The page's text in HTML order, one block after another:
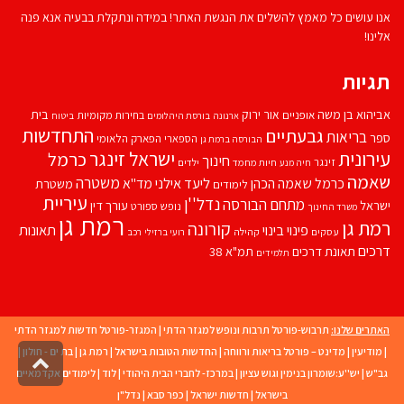
אנו עושים כל מאמץ להשלים את הנגשת האתר! במידה ונתקלת בבעיה אנא פנה
אלינו!
תגיות
אביהוא בן משהאופניים אור ירוק ארנונה בורסת היהלומים בחירות מקומיות ביטוח בית
ספרבריאותגבעתיים הבורסה ברמת גן הספארי הפארק הלאומי התחדשות
עירונית זינגר חיה מנע חיות מחמד חינוך ילדים ישראל זינגרכרמל
שאמה כרמל שאמה הכהן לימודים ליעד אילנימד''אמשטרה משטרת
ישראל משרד החינוך מתחם הבורסהנדל''ן נופש ספורט עורך דין עיריית
רמת גן עסקים פינוי בינוי קהילה קורונה רועי ברזילי רכב רמת גן תאונות
דרכים תאונת דרכים תלמידים תמ"א 38
האתרים שלנו: תרבוש-פורטל תרבות ונופש למגזר הדתי | המגזר-פורטל חדשות למגזר הדתי
| מודיעין | מדינט – פורטל בריאות ורווחה | החדשות הטובות בישראל | רמת גן | בת ים - חולון |
גב"ש | יש''ע:שומרון בנימין וגוש עציון | במרכז- לחברי הבית היהודי |לוד |לימודים אקדמאיים
בישראל | חדשות ישראל | כפר סבא | נדל"ן